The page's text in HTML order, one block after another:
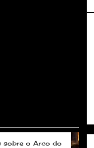
sobre o Arco do